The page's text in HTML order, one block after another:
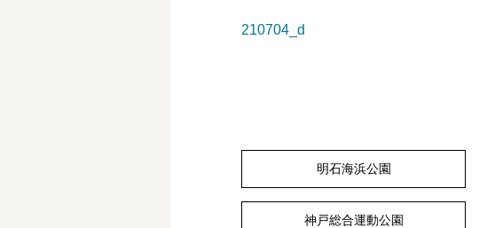
210704_d
明石海浜公園
神戸総合運動公園